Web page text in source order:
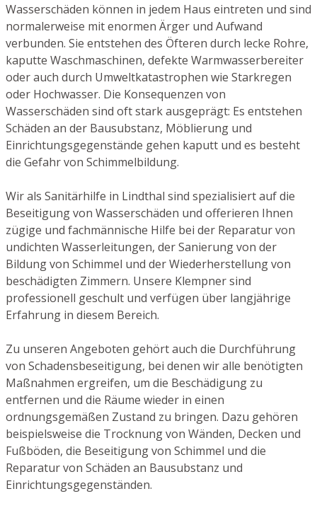
Wasserschäden können in jedem Haus eintreten und sind
normalerweise mit enormen Ärger und Aufwand
verbunden. Sie entstehen des Öfteren durch lecke Rohre,
kaputte Waschmaschinen, defekte Warmwasserbereiter
oder auch durch Umweltkatastrophen wie Starkregen
oder Hochwasser. Die Konsequenzen von
Wasserschäden sind oft stark ausgeprägt: Es entstehen
Schäden an der Bausubstanz, Möblierung und
Einrichtungsgegenstände gehen kaputt und es besteht
die Gefahr von Schimmelbildung.
Wir als Sanitärhilfe in Lindthal sind spezialisiert auf die
Beseitigung von Wasserschäden und offerieren Ihnen
zügige und fachmännische Hilfe bei der Reparatur von
undichten Wasserleitungen, der Sanierung von der
Bildung von Schimmel und der Wiederherstellung von
beschädigten Zimmern. Unsere Klempner sind
professionell geschult und verfügen über langjährige
Erfahrung in diesem Bereich.
Zu unseren Angeboten gehört auch die Durchführung
von Schadensbeseitigung, bei denen wir alle benötigten
Maßnahmen ergreifen, um die Beschädigung zu
entfernen und die Räume wieder in einen
ordnungsgemäßen Zustand zu bringen. Dazu gehören
beispielsweise die Trocknung von Wänden, Decken und
Fußböden, die Beseitigung von Schimmel und die
Reparatur von Schäden an Bausubstanz und
Einrichtungsgegenständen.